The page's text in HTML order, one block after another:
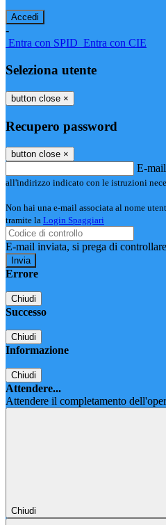
-
Entra con SPID Entra con CIE
Seleziona utente
button close ×
Recupero password
button close ×
E-mail
all'indirizzo indicato con le istruzioni
Non hai una e-mail associata al nome
tramite la Login Spaggiari
E-mail inviata, si prega di
Errore
Chiudi
Successo
Chiudi
Informazione
Chiudi
Attendere...
Attendere il completamento
Chiudi